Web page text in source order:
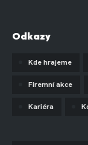
Odkazy
Kde hrajeme
Firemní akce
Kariéra